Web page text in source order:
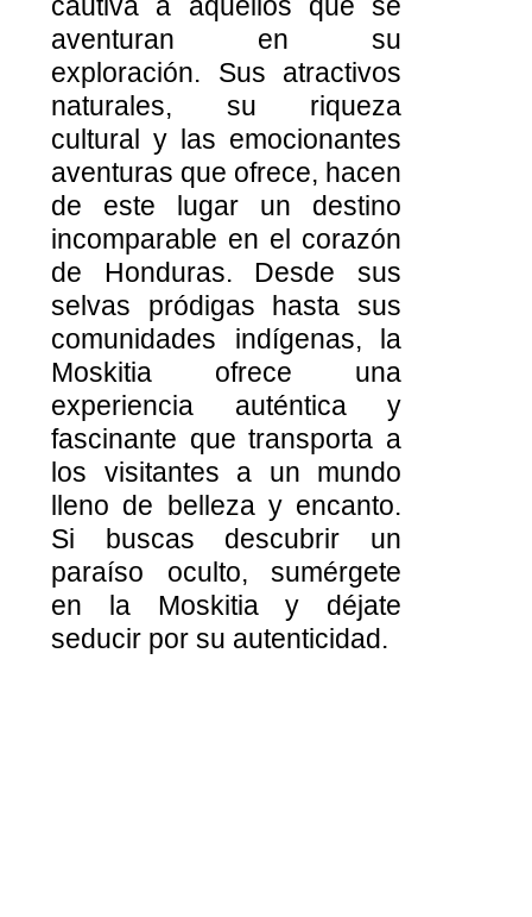
aventuran en su
exploración. Sus atractivos
naturales, su riqueza
cultural y las emocionantes
aventuras que ofrece, hacen
de este lugar un destino
incomparable en el corazón
de Honduras. Desde sus
selvas pródigas hasta sus
comunidades indígenas, la
Moskitia ofrece una
experiencia auténtica y
fascinante que transporta a
los visitantes a un mundo
lleno de belleza y encanto.
Si buscas descubrir un
paraíso oculto, sumérgete
en la Moskitia y déjate
seducir por su autenticidad.